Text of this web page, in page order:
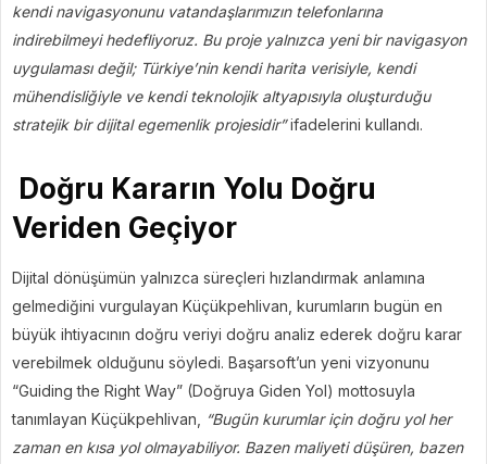
kendi navigasyonunu vatandaşlarımızın telefonlarına
indirebilmeyi hedefliyoruz. Bu proje yalnızca yeni bir navigasyon
uygulaması değil; Türkiye’nin kendi harita verisiyle, kendi
mühendisliğiyle ve kendi teknolojik altyapısıyla oluşturduğu
stratejik bir dijital egemenlik projesidir”ifadelerini kullandı.
Doğru Kararın Yolu Doğru
Veriden Geçiyor
Dijital dönüşümün yalnızca süreçleri hızlandırmak anlamına
gelmediğini vurgulayan Küçükpehlivan, kurumların bugün en
büyük ihtiyacının doğru veriyi doğru analiz ederek doğru karar
verebilmek olduğunu söyledi. Başarsoft’un yeni vizyonunu
“Guiding the Right Way” (Doğruya Giden Yol) mottosuyla
tanımlayan Küçükpehlivan,
“Bugün kurumlar için doğru yol her
zaman en kısa yol olmayabiliyor. Bazen maliyeti düşüren, bazen